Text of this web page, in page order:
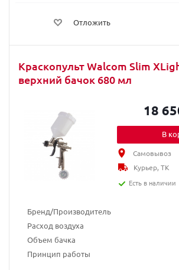
Отложить
Краскопульт Walcom Slim
верхний бачок 680 мл
Бренд/Производитель
Расход воздуха
Объем бачка
Принцип работы
18
В
Самовывоз
Курьер, ТК
Есть в наличии